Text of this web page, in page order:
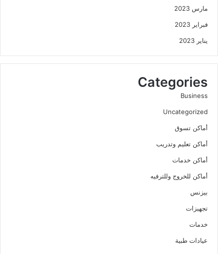
مارس 2023
فبراير 2023
يناير 2023
Categories
Business
Uncategorized
أماكن تسوق
أماكن تعليم وتدريب
أماكن خدمات
أماكن للخروج وللترفيه
بيزنس
تجهيزات
خدمات
عيادات طبية